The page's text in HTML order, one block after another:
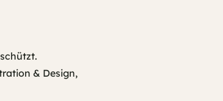
& Design,